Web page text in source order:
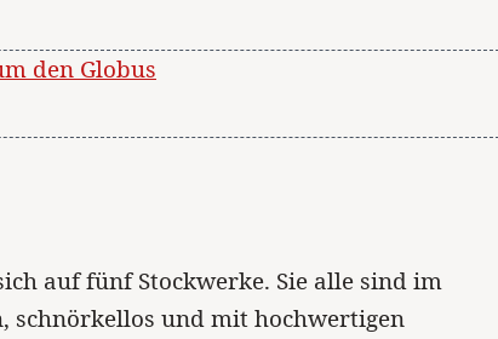
den Globus
auf fünf Stockwerke. Sie alle sind im
schnörkellos und mit hochwertigen